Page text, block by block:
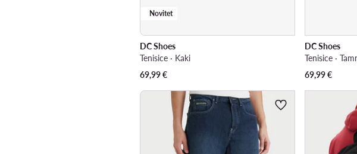
Novitet
DC Shoes
Tenisice · Kaki
69,99€
DC Shoes
Tenisice ·
69,99€